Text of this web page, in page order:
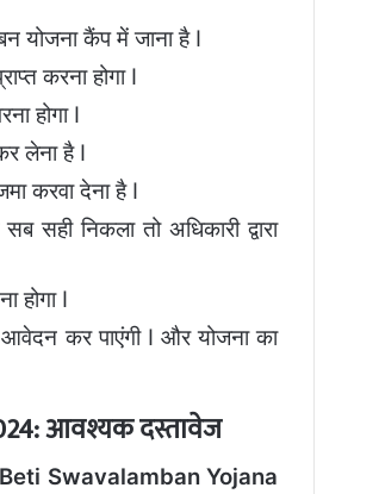
योजना कैंप में जाना हैI
करना होगाI
होगाI
लेना हैI
करवा देना हैI
सब सही निकला तो अधिकारी द्वारा
होगाI
आवेदन कर पाएंगीI और योजना का
आवश्यक दस्तावेज
Swavalamban Yojana